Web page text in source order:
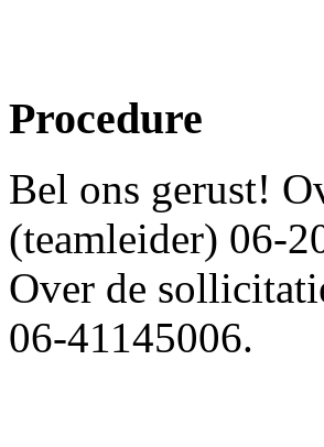
Procedure
Bel ons gerust!
(teamleider) 06-
Over de
06-41145006.